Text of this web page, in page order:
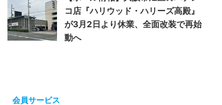
コ店『ハリウッド・ハリーズ高殿』
が3月2日より休業、全面改装で再始
動へ
会員サービス